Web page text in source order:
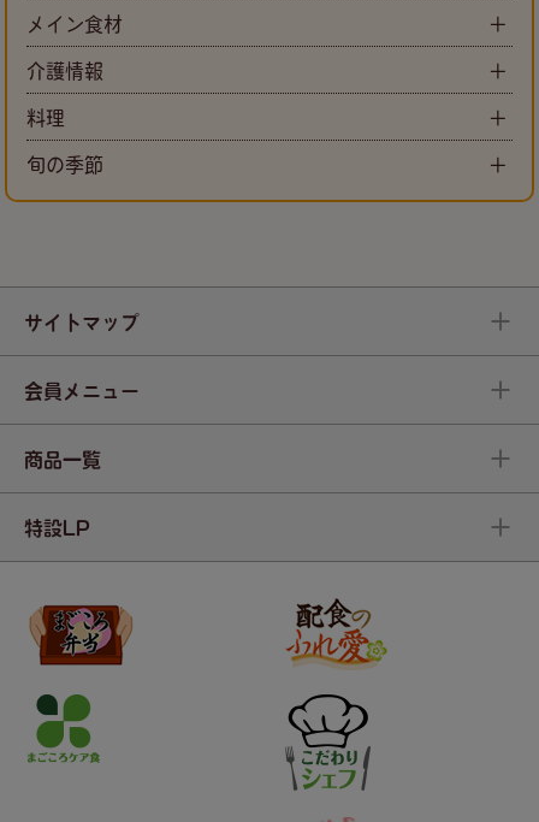
メイン食材
介護情報
料理
旬の季節
サイトマップ
会員メニュー
商品一覧
特設LP